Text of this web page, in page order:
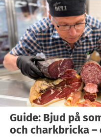
Guide: Bjud på
och charkbricka